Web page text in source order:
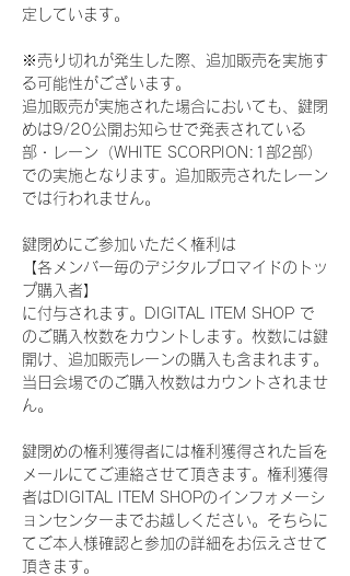
定しています。
※売り切れが発生した際、追加販売を実施す
る可能性がございます。
追加販売が実施された場合においても、鍵閉
めは9/20公開お知らせで発表されている
部・レーン（WHITE SCORPION:1部2部）
での実施となります。追加販売されたレーン
では行われません。
鍵閉めにご参加いただく権利は
【各メンバー毎のデジタルブロマイドのトッ
プ購入者】
に付与されます。DIGITAL ITEM SHOP で
のご購入枚数をカウントします。枚数には鍵
開け、追加販売レーンの購入も含まれます。
当日会場でのご購入枚数はカウントされませ
ん。
鍵閉めの権利獲得者には権利獲得された旨を
メールにてご連絡させて頂きます。権利獲得
者はDIGITAL ITEM SHOPのインフォメーシ
ョンセンターまでお越しください。そちらに
てご本人様確認と参加の詳細をお伝えさせて
頂きます。